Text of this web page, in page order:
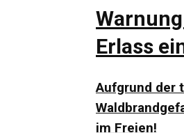
Erlass
Aufgrund der
im Freien!